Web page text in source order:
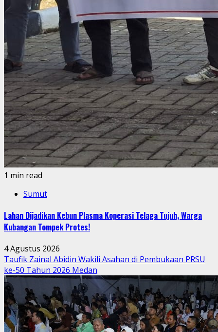
1 min read
Sumut
Lahan Dijadikan Kebun Plasma Koperasi Telaga Tujuh, Warga
Kubangan Tompek Protes!
4 Agustus 2026
Taufik Zainal Abidin Wakili Asahan di Pembukaan PRSU
ke-50 Tahun 2026 Medan